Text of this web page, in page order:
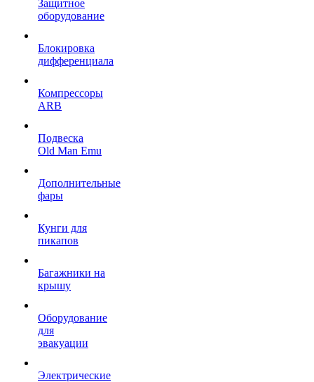
Защитное
оборудование
Блокировка
дифференциала
Компрессоры
ARB
Подвеска
Old Man Emu
Дополнительные
фары
Кунги для
пикапов
Багажники на
крышу
Оборудование
для
эвакуации
Электрические